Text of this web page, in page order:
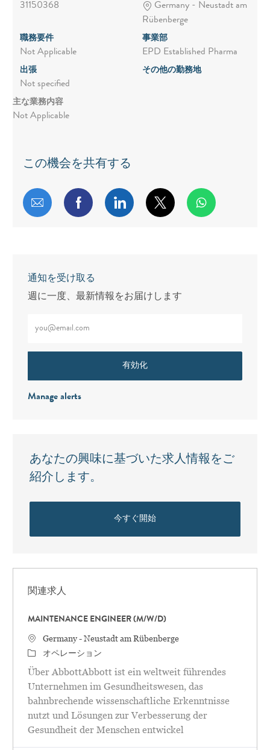
31150368
Germany - Neustadt am
Rübenberge
職務要件
Not Applicable
事業部
EPD Established Pharma
出張
Not specified
その他の勤務地
主な業務内容
Not Applicable
この機会を共有する
メールで共有するFacebookで共有する
LinkedInで共有する
twitterで共有する
通知を受け取る
週に一度、最新情報をお届けします
有効化
Manage alerts
あなたの興味に基づいた求人情報をご
紹介します。
今すぐ開始
関連求人
MAINTENANCE ENGINEER (M/W/D)
場所Germany - Neustadt am Rübenberge
カテゴリオペレーション
Über AbbottAbbott ist ein weltweit führendes
Unternehmen im Gesundheitswesen, das
bahnbrechende wissenschaftliche Erkenntnisse
nutzt und Lösungen zur Verbesserung der
Gesundheit der Menschen entwickel